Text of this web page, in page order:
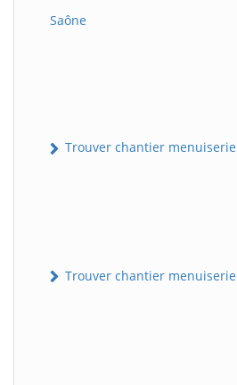
Saône
Trouver chantier
Trouver chantier